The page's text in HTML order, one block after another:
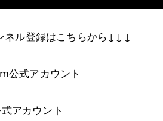
ル登録はこちらから↓↓↓
公式アカウント
アカウント